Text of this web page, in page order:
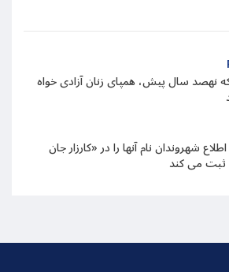
نهصد سال پیش، همپای زنان آزادی خواه
شهروندان نام آنها را در «کارزار جان
می کند